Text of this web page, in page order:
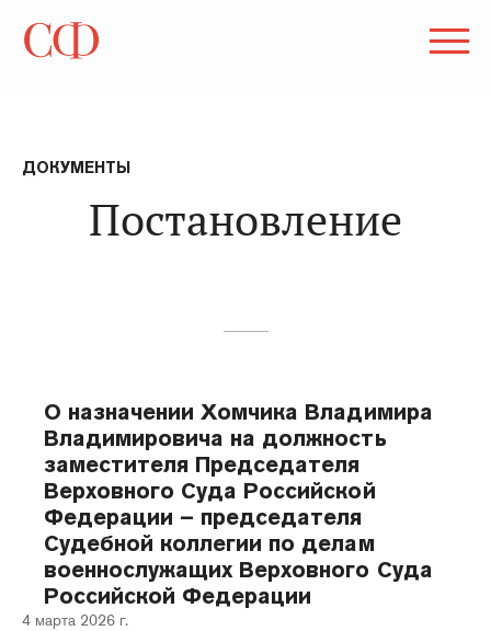
ДОКУМЕНТЫ
Постановление
О назначении Хомчика Владимира
Владимировича на должность
заместителя Председателя
Верховного Суда Российской
Федерации – председателя
Судебной коллегии по делам
военнослужащих Верховного Суда
Российской Федерации
4 марта 2026 г.